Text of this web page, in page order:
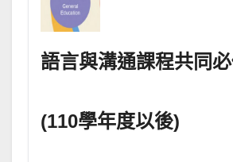
語言與溝通課程共同
(110學年度以後)